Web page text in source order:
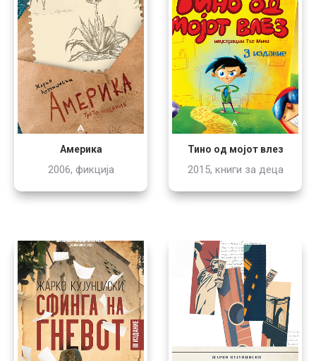
Америка
2006, фикција
Тино од мојот влез
2015, книги за деца